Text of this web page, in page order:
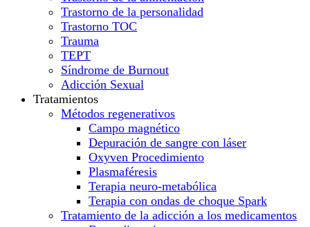
Trastorno de la personalidad
Trastorno TOC
Trauma
TEPT
Síndrome de Burnout
Adicción Sexual
Tratamientos
Métodos regenerativos
Campo magnético
Depuración de sangre con láser
Oxyven Procedimiento
Plasmaféresis
Terapia neuro-metabólica
Terapia con ondas de choque Spark
Tratamiento de la adicción a los medicamentos